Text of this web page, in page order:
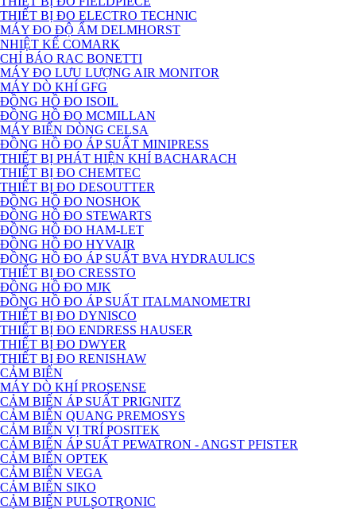
THIẾT BỊ ĐO ELECTRO TECHNIC
MÁY ĐO ĐỘ ẨM DELMHORST
NHIỆT KẾ COMARK
CHỈ BÁO RAC BONETTI
MÁY ĐO LƯU LƯỢNG AIR MONITOR
MÁY DÒ KHÍ GFG
ĐỒNG HỒ ĐO ISOIL
ĐỒNG HỒ ĐO MCMILLAN
MÁY BIẾN DÒNG CELSA
ĐỒNG HỒ ĐO ÁP SUẤT MINIPRESS
THIẾT BỊ PHÁT HIỆN KHÍ BACHARACH
THIẾT BỊ ĐO CHEMTEC
THIẾT BỊ ĐO DESOUTTER
ĐỒNG HỒ ĐO NOSHOK
ĐỒNG HỒ ĐO STEWARTS
ĐỒNG HỒ ĐO HAM-LET
ĐỒNG HỒ ĐO HYVAIR
ĐỒNG HỒ ĐO ÁP SUẤT BVA HYDRAULICS
THIẾT BỊ ĐO CRESSTO
ĐỒNG HỒ ĐO MJK
ĐỒNG HỒ ĐO ÁP SUẤT ITALMANOMETRI
THIẾT BỊ ĐO DYNISCO
THIẾT BỊ ĐO ENDRESS HAUSER
THIẾT BỊ ĐO DWYER
THIẾT BỊ ĐO RENISHAW
CẢM BIẾN
MÁY DÒ KHÍ PROSENSE
CẢM BIẾN ÁP SUẤT PRIGNITZ
CẢM BIẾN QUANG PREMOSYS
CẢM BIẾN VỊ TRÍ POSITEK
CẢM BIẾN ÁP SUẤT PEWATRON - ANGST PFISTER
CẢM BIẾN OPTEK
CẢM BIẾN VEGA
CẢM BIẾN SIKO
CẢM BIẾN PULSOTRONIC